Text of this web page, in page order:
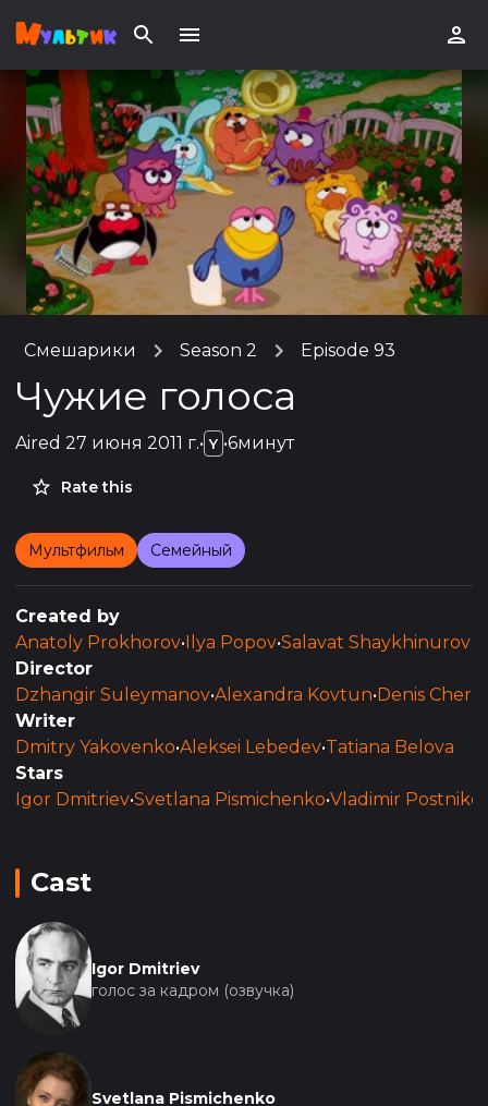
Смешарики Season 2 Episode 93
Чужие голоса
Aired 27 июня 2011 г.• Y •6минут
Rate this
Мультфильм Семейный
Created by
Anatoly Prokhorov• Ilya Popov•Salavat Shaykhinurov
Director
Dzhangir Suleymanov•Alexandra Kovtun• Denis
Writer
Dmitry Yakovenko•Aleksei Lebedev•Tatiana Belova
Stars
Igor Dmitriev•Svetlana Pismichenko•Vladimir
Cast
Igor Dmitriev
голос за кадром (озвучка)
Svetlana Pismichenko